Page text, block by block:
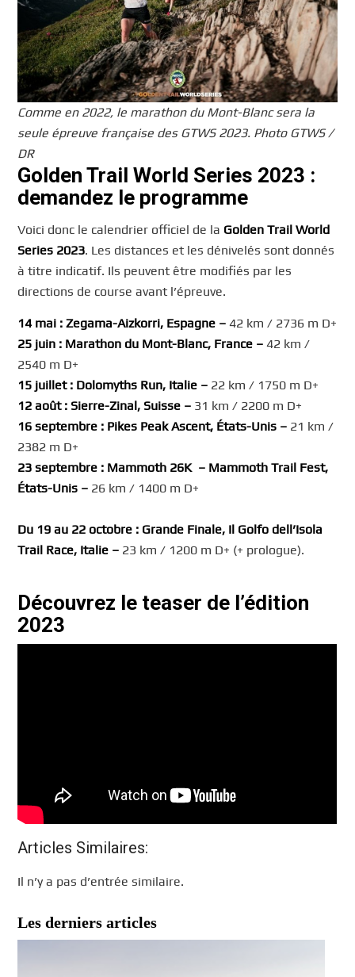
Comme en 2022, le marathon du Mont-Blanc sera la
seule épreuve française des GTWS 2023. Photo GTWS /
DR
Golden Trail World Series 2023 :
demandez le programme
Voici donc le calendrier officiel de la Golden Trail World
Series 2023. Les distances et les dénivelés sont donnés
à titre indicatif. Ils peuvent être modifiés par les
directions de course avant l’épreuve.
14 mai : Zegama-Aizkorri, Espagne –42 km / 2736 m D+
25 juin : Marathon du Mont-Blanc, France –42 km /
2540 m D+
15 juillet : Dolomyths Run, Italie – 22 km / 1750 m D+
12 août : Sierre-Zinal, Suisse – 31 km / 2200 m D+
16 septembre : Pikes Peak Ascent, États-Unis – 21 km /
2382 m D+
23 septembre : Mammoth 26K – Mammoth Trail Fest,
États-Unis – 26 km / 1400 m D+
Du 19 au 22 octobre : Grande Finale, Il Golfo dell’Isola
Trail Race, Italie – 23 km / 1200 m D+ (+ prologue).
Découvrez le teaser de l’édition
2023
Articles Similaires:
Il n’y a pas d’entrée similaire.
Les derniers articles